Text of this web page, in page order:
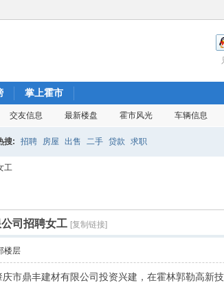
掌上霍市
交友信息 最新楼盘 霍市风光 车辆信息
搜: 招聘 房屋 出售 二手 贷款 求职
工
司招聘女工 [复制链接]
楼层
市鼎丰建材有限公司投资兴建，在霍林郭勒高新